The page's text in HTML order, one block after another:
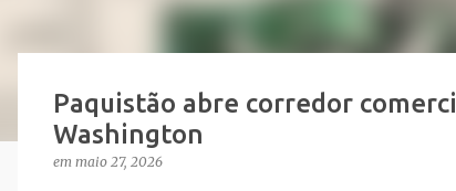
Paquistão abre corredor
Washington
em maio 27, 2026